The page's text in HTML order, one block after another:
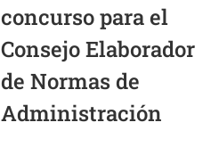
concurso para el
Consejo Elaborador
de Normas de
Administración